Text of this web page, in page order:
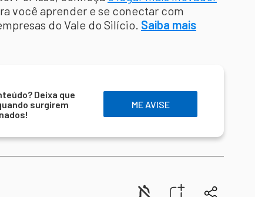
você aprender e se conectar com
do Vale do Silício. Saiba mais
Deixa que
surgirem
ME AVISE